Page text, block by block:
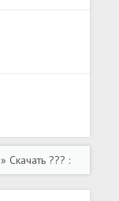
» Скачать ??? :